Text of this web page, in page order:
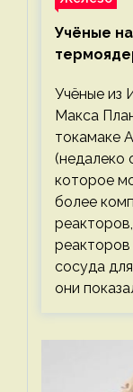
Учёные
Учёные из
Макса
токамаке
(недалеко
которое
более
реакторов
сосуда
они